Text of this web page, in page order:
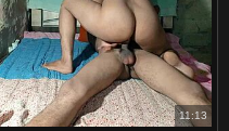
11:13